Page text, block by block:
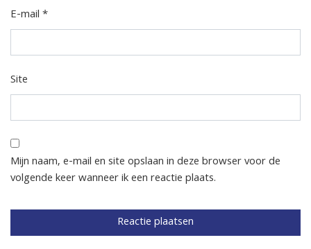
E-mail*
Site
Mijn naam, e-mail en site opslaan in deze browser voor de
volgende keer wanneer ik een reactie plaats.